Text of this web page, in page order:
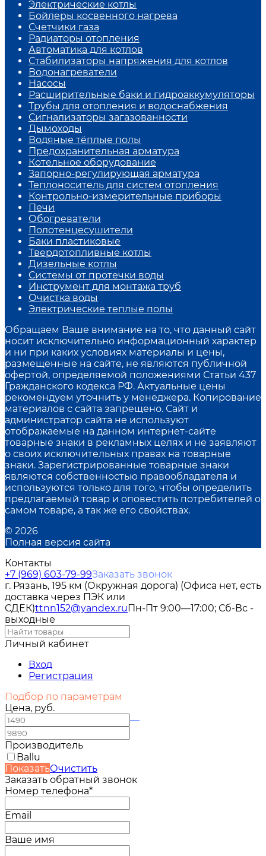
Электрические котлы
Бойлеры косвенного нагрева
Счетчики газа
Радиаторы отопления
Автоматика для котлов
Стабилизаторы напряжения для котлов
Водонагреватели
Насосы
Расширительные баки и гидроаккумуляторы
Трубы для отопления и водоснабжения
Сигнализаторы загазованности
Дымоходы
Водяные тёплые полы
Предохранительная арматура
Котельное оборудование
Запорно-регулирующая арматура
Теплоноситель для систем отопления
Контрольно-измерительные приборы
Печи
Обогреватели
Полотенцесушители
Баки пластиковые
Твердотопливные котлы
Дизельные котлы
Системы от протечки воды
Инструмент для монтажа труб
Очистка воды
Электрические теплые полы
Обращаем Ваше внимание на то, что данный сайт
носит исключительно информационный характер
и ни при каких условиях материалы и цены,
размещенные на сайте, не являются публичной
офертой, определяемой положениями Статьи 437
Гражданского кодекса РФ. Актуальные цены
рекомендуем уточнить у менеджера. Копирование
материалов с сайта запрещено. Сайт и
администратор сайта не используют
отображаемые на данном интернет-сайте
товарные знаки в рекламных целях и не заявляют
о своих исключительных правах на товарные
знаки. Зарегистрированные товарные знаки
являются собственностью правообладателя и
используются только для того, чтобы определить
предлагаемый товар и оповестить потребителей о
самом товаре, а так же его свойствах.
© 2026
Полная версия сайта
Контакты
+7 (969) 603-79-99Заказать звонок
г. Рязань, 195 км (Окружная дорога) (Офиса нет, есть
доставка через ПЭК или
СДЕК)ttnn152@yandex.ruПн-Пт 9:00—17:00; Сб-Вс -
выходные
Личный кабинет
Вход
Регистрация
Подбор по параметрам
Цена, руб.
—
Производитель
Ballu
ПоказатьОчистить
Заказать обратный звонок
Номер телефона*
Email
Ваше имя